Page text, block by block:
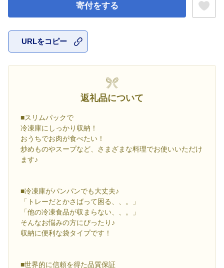
寄付をする
URLをコピー
返礼品について
■スリムパックで
冷凍庫にしっかり収納！
おうちでお肉が食べたい！
炒めものやスープなど、さまざまな料理でお使いいただけ
ます♪
■冷凍庫がパンパンでも大丈夫♪
「トレーだとかさばって困る、、。」
「他の冷凍食品が収まらない、、。」
そんなお悩みの方にぴったり♪
収納に便利な袋タイプです！
■世界的に信頼を得た品質保証